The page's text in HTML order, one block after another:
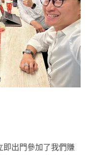
出門參加了我們賺